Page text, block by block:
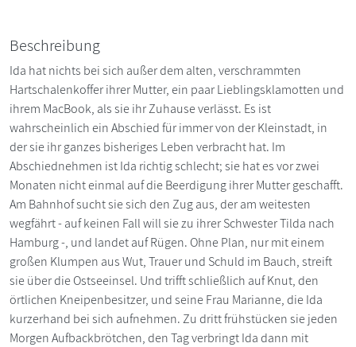
Beschreibung
Ida hat nichts bei sich außer dem alten, verschrammten
Hartschalenkoffer ihrer Mutter, ein paar Lieblingsklamotten und
ihrem MacBook, als sie ihr Zuhause verlässt. Es ist
wahrscheinlich ein Abschied für immer von der Kleinstadt, in
der sie ihr ganzes bisheriges Leben verbracht hat. Im
Abschiednehmen ist Ida richtig schlecht; sie hat es vor zwei
Monaten nicht einmal auf die Beerdigung ihrer Mutter geschafft.
Am Bahnhof sucht sie sich den Zug aus, der am weitesten
wegfährt - auf keinen Fall will sie zu ihrer Schwester Tilda nach
Hamburg -, und landet auf Rügen. Ohne Plan, nur mit einem
großen Klumpen aus Wut, Trauer und Schuld im Bauch, streift
sie über die Ostseeinsel. Und trifft schließlich auf Knut, den
örtlichen Kneipenbesitzer, und seine Frau Marianne, die Ida
kurzerhand bei sich aufnehmen. Zu dritt frühstücken sie jeden
Morgen Aufbackbrötchen, den Tag verbringt Ida dann mit